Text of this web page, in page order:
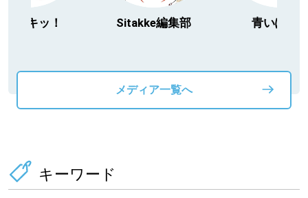
編集部 青いぽすと
「北海道３大
メディア一覧へ
キーワード